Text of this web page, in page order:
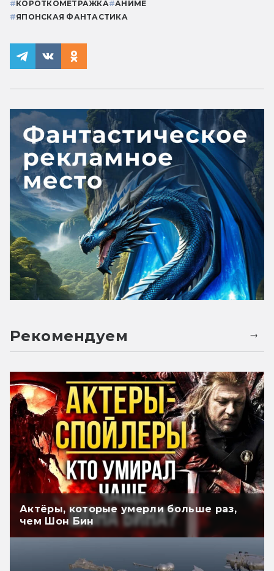
#КОРОТКОМЕТРАЖКА#АНИМЕ
#ЯПОНСКАЯ ФАНТАСТИКА
Рекомендуем
Актёры, которые умерли больше раз,
чем Шон Бин